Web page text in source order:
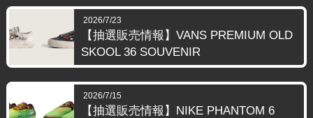
2026/7/23
【抽選販売情報】VANS PREMIUM OLD
SKOOL 36 SOUVENIR
2026/7/15
【抽選販売情報】NIKE PHANTOM 6